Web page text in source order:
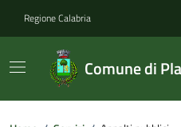
Regione Calabria
Comune di